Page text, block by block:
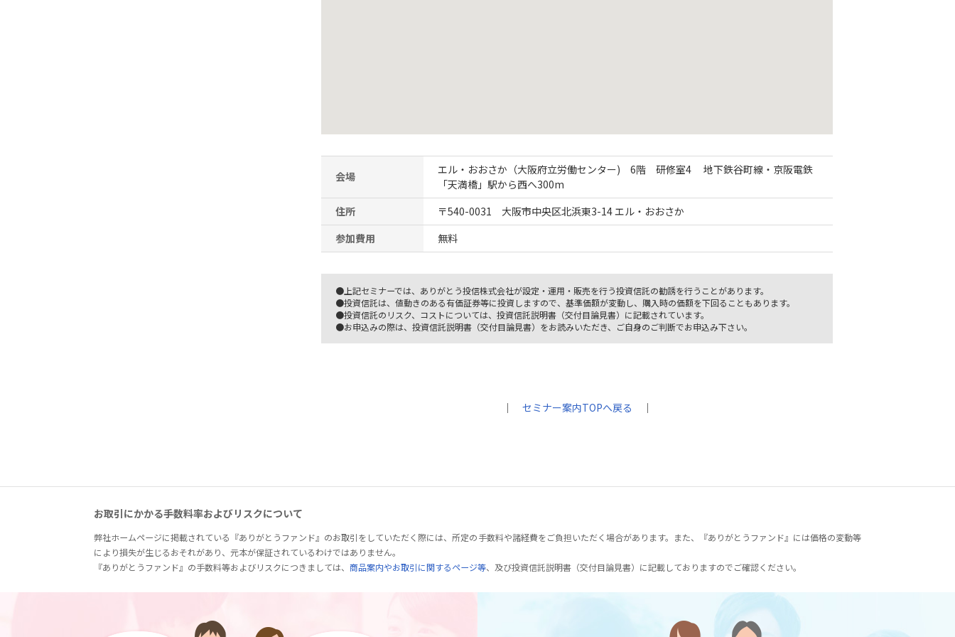
会場
エル・おおさか（大阪府立労働センター) 6階 研修室4 地下鉄谷町線・京阪電鉄
「天満橋」駅から西へ300m
住所
〒540-0031 大阪市中央区北浜東3-14 エル・おおさか
参加費用
無料
●上記セミナーでは、ありがとう投信株式会社が設定・運用・販売を行う投資信託の勧誘を行うことがあります。
●投資信託は、値動きのある有価証券等に投資しますので、基準価額が変動し、購入時の価額を下回ることもあります。
●投資信託のリスク、コストについては、投資信託説明書（交付目論見書）に記載されています。
●お申込みの際は、投資信託説明書（交付目論見書）をお読みいただき、ご自身のご判断でお申込み下さい。
｜ セミナー案内TOPへ戻る ｜
お取引にかかる手数料率およびリスクについて
弊社ホームページに掲載されている『ありがとうファンド』のお取引をしていただく際には、所定の手数料や諸経費をご負担いただく場合があります。また、『ありがとうファンド』には価格の変動等
により損失が生じるおそれがあり、元本が保証されているわけではありません。
『ありがとうファンド』の手数料等およびリスクにつきましては、 商品案内やお取引に関するページ等、及び投資信託説明書（交付目論見書）に記載しておりますのでご確認ください。